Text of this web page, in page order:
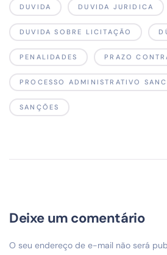
DUVIDA DUVIDA JURIDICA
DUVIDA SOBRE LICITAÇÃO
PENALIDADES PRAZO
PROCESSO ADMINISTRATIVO
SANÇÕES
Deixe um comentário
O seu endereço de e-mail não será